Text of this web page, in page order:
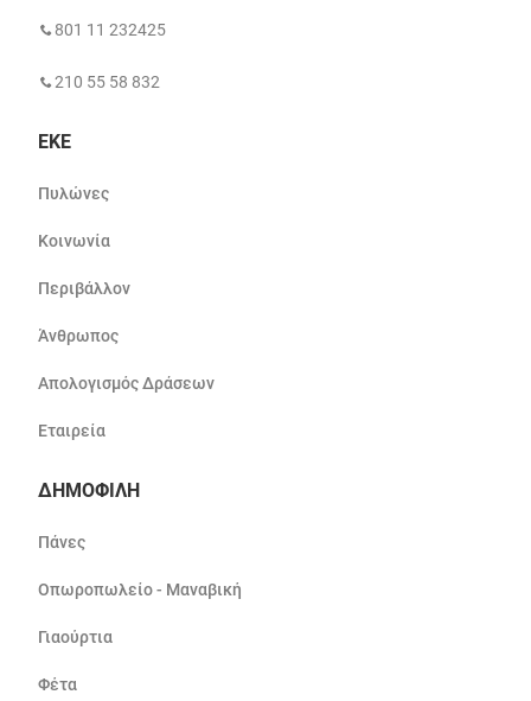
801 11 232425
210 55 58 832
ΕΚΕ
Πυλώνες
Κοινωνία
Περιβάλλον
Άνθρωπος
Απολογισμός Δράσεων
Εταιρεία
ΔΗΜΟΦΙΛΗ
Πάνες
Οπωροπωλείο - Μαναβική
Γιαούρτια
Φέτα